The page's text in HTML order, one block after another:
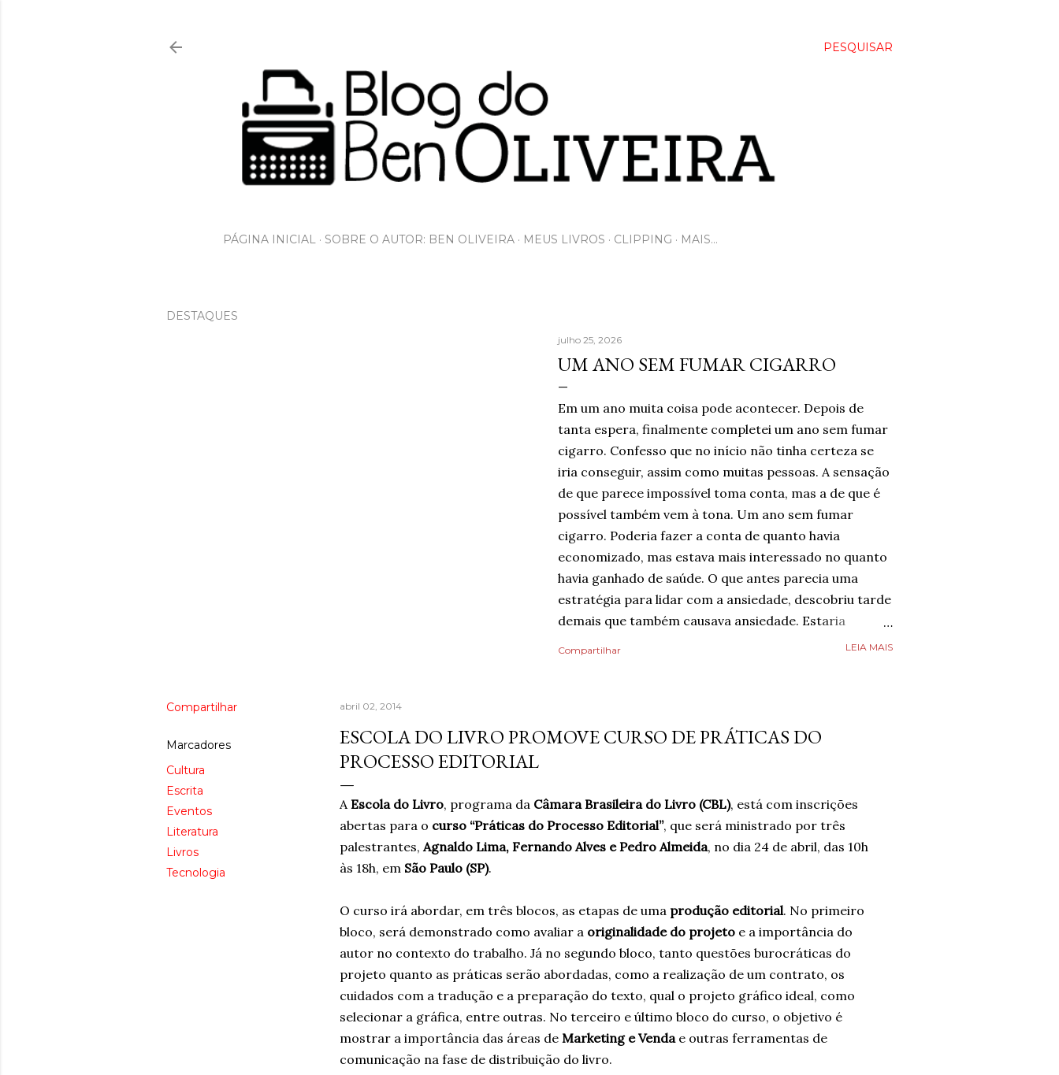
PESQUISAR
PÁGINA INICIAL SOBRE O AUTOR: BEN OLIVEIRA MEUS LIVROS CLIPPING MAIS…
DESTAQUES
julho 25, 2026
UM ANO SEM FUMAR CIGARRO
Em um ano muita coisa pode acontecer. Depois de
tanta espera, finalmente completei um ano sem fumar
cigarro. Confesso que no início não tinha certeza se
iria conseguir, assim como muitas pessoas. A sensação
de que parece impossível toma conta, mas a de que é
possível também vem à tona. Um ano sem fumar
cigarro. Poderia fazer a conta de quanto havia
economizado, mas estava mais interessado no quanto
havia ganhado de saúde. O que antes parecia uma
estratégia para lidar com a ansiedade, descobriu tarde
demais que também causava ansiedade. Estaria
mentindo se dissesse que estava completamente livre
aprendera que o cigarro não era a resposta. Pelo
contrário, que criava mais problemas. Um ano
escritor, formado em jornalismo . Autor do...
Compartilhar LEIA MAIS
Compartilhar
Marcadores
Cultura
Escrita
Eventos
Literatura
Livros
Tecnologia
abril 02, 2014
ESCOLA DO LIVRO PROMOVE CURSO DE PRÁTICAS DO
A Escola do Livro, programa da Câmara Brasileira do Livro (CBL), está com inscrições
abertas para o curso “Práticas do Processo Editorial”, que será ministrado por três
palestrantes, Agnaldo Lima, Fernando Alves e Pedro Almeida, no dia 24 de abril, das 10h
às 18h, em São Paulo (SP).
O curso irá abordar, em três blocos, as etapas de uma produção editorial. No primeiro
bloco, será demonstrado como avaliar a originalidade do projeto e a importância do
autor no contexto do trabalho. Já no segundo bloco, tanto questões burocráticas do
projeto quanto as práticas serão abordadas, como a realização de um contrato, os
cuidados com a tradução e a preparação do texto, qual o projeto gráfico ideal, como
selecionar a gráfica, entre outras. No terceiro e último bloco do curso, o objetivo é
mostrar a importância das áreas de Marketing e Venda e outras ferramentas de
comunicação na fase de distribuição do livro.